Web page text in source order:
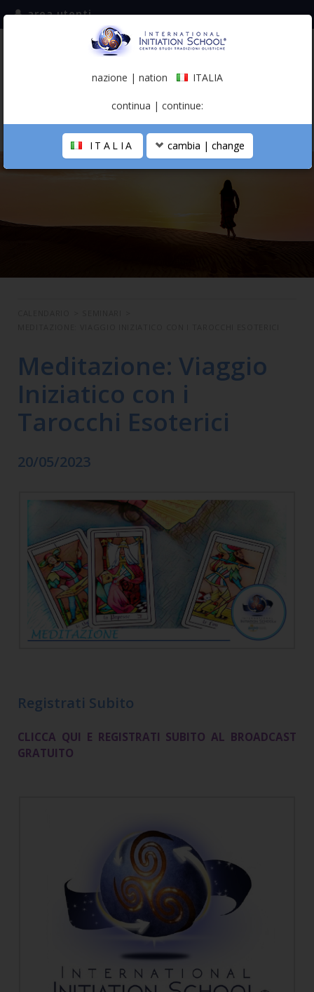
iscriviti alla mailing list
(italiano)
area utenti
LA SCUOLA
Meditazione: Viaggio
Iniziatico con i
Tarocchi Esoterici
20/05/2023
Registrati Subito
CLICCA QUI E REGISTRATI SUBITO AL BROADCAST
GRATUITO
nazione | nation ITALIA
continua | continue:
ITALIA cambia | change